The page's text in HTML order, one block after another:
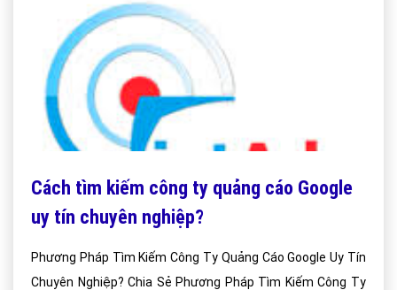
Cách tìm kiếm công ty quảng cáo Google
uy tín chuyên nghiệp?
Phương Pháp Tìm Kiếm Công Ty Quảng Cáo Google Uy Tín
Chuyên Nghiệp? Chia Sẻ Phương Pháp Tìm Kiếm Công Ty